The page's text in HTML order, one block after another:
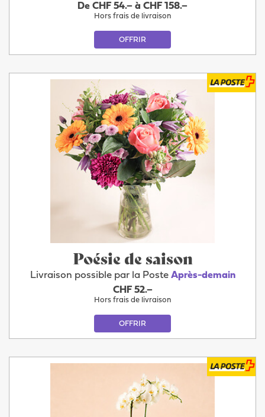
De CHF 54.– à CHF 158.–
Hors frais de livraison
OFFRIR
Poésie de saison
Livraison possible par la Poste Après-demain
CHF 52.–
Hors frais de livraison
OFFRIR